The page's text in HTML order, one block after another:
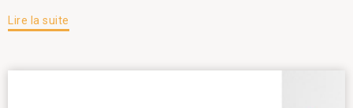
Lire la suite